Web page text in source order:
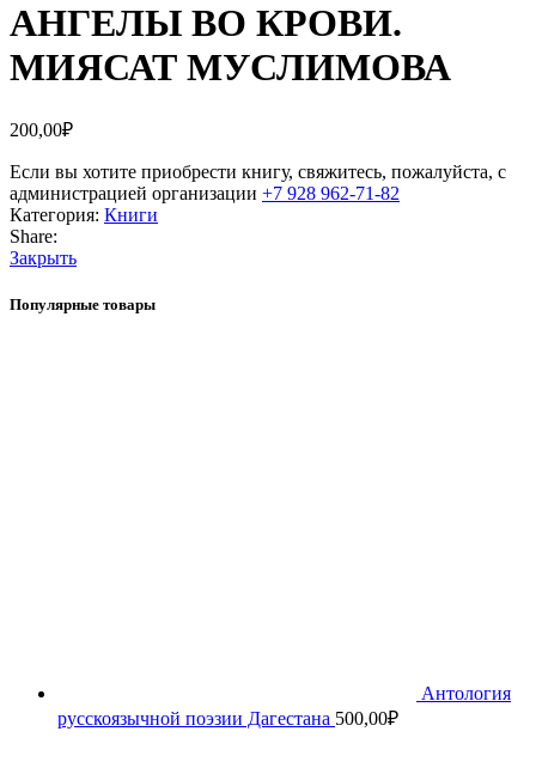
АНГЕЛЫ ВО КРОВИ.
МИЯСАТ МУСЛИМОВА
200,00₽
Если вы хотите приобрести книгу, свяжитесь, пожалуйста, с
администрацией организации +7 928 962-71-82
Категория: Книги
Share:
Закрыть
Популярные товары
Антология
русскоязычной поэзии Дагестана 500,00₽